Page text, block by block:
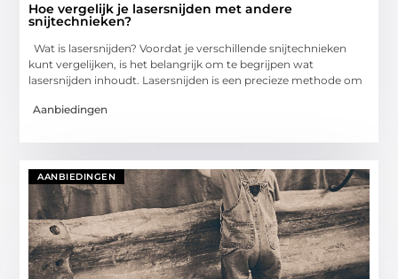
Hoe vergelijk je lasersnijden met andere
snijtechnieken?
Wat is lasersnijden? Voordat je verschillende snijtechnieken
kunt vergelijken, is het belangrijk om te begrijpen wat
lasersnijden inhoudt. Lasersnijden is een precieze methode om
Aanbiedingen
AANBIEDINGEN